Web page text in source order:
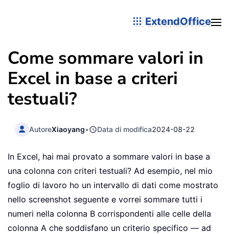
ExtendOffice
Come sommare valori in
Excel in base a criteri
testuali?
AutoreXiaoyang• Data di modifica2024-08-22
In Excel, hai mai provato a sommare valori in base a
una colonna con criteri testuali? Ad esempio, nel mio
foglio di lavoro ho un intervallo di dati come mostrato
nello screenshot seguente e vorrei sommare tutti i
numeri nella colonna B corrispondenti alle celle della
colonna A che soddisfano un criterio specifico — ad